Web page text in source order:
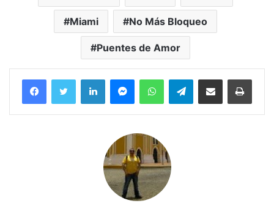
Miami No Más Bloqueo
Puentes de Amor
FacebookTwitter LinkedInMessengerWhatsAppTelegramCompartir por correo electrónico